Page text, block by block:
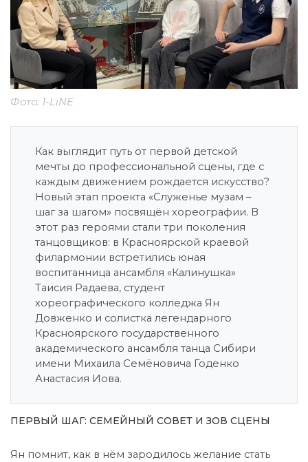
Фото: 1-LiNE
Как выглядит путь от первой детской
мечты до профессиональной сцены, где с
каждым движением рождается искусство?
Новый этап проекта «Служенье музам –
шаг за шагом» посвящён хореографии. В
этот раз героями стали три поколения
танцовщиков: в Красноярской краевой
филармонии встретились юная
воспитанница ансамбля «Калинушка»
Таисия Радаева, студент
хореографического колледжа Ян
Довженко и солистка легендарного
Красноярского государственного
академического ансамбля танца Сибири
имени Михаила Семёновича Годенко
Анастасия Иова.
ПЕРВЫЙ ШАГ: СЕМЕЙНЫЙ СОВЕТ И ЗОВ СЦЕНЫ
Ян помнит, как в нём зародилось желание стать